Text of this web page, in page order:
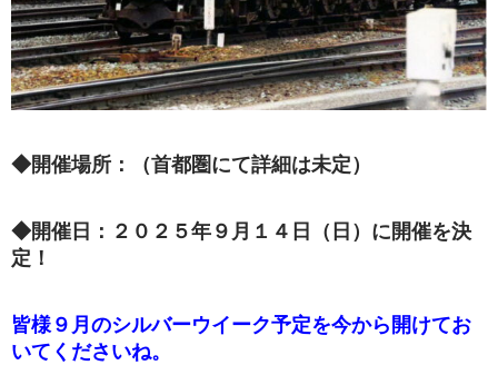
◆開催場所：（首都圏にて詳細は未定）
◆開催日：２０２５年９月１４日（日）に開催を決
定！
皆様９月のシルバーウイーク予定を今から開けてお
いてくださいね。